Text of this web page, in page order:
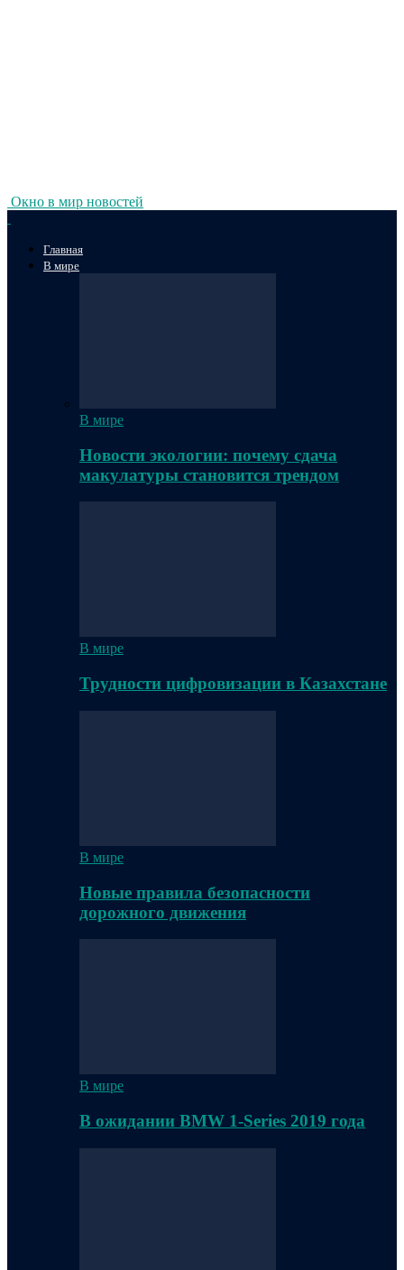
Окно в мир новостей
Главная
В мире
В мире
Новости экологии: почему сдача
макулатуры становится трендом
В мире
Трудности цифровизации в Казахстане
В мире
Новые правила безопасности
дорожного движения
В мире
В ожидании BMW 1-Series 2019 года